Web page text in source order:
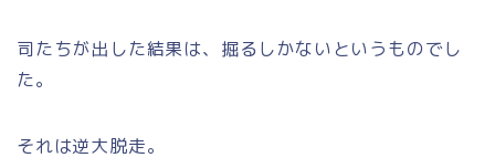
司たちが出した結果は、掘るしかないというものでし
た。
それは逆大脱走。